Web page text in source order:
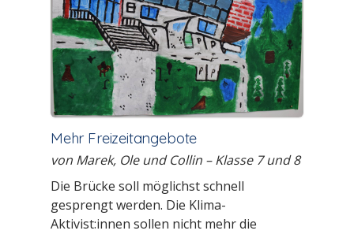
Mehr Freizeitangebote
von Marek, Ole und Collin –Klasse 7 und 8
Die Brücke soll möglichst schnell
gesprengt werden. Die Klima-
Aktivist:innen sollen nicht mehr die